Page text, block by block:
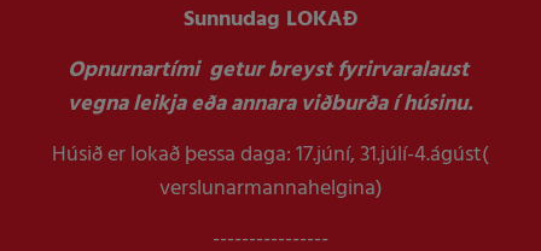
Sunnudag LOKAÐ
Opnurnartími getur breyst fyrirvaralaust
vegna leikja eða annara viðburða í húsinu.
Húsið er lokað þessa daga: 17.júní, 31.júlí-4.ágúst(
verslunarmannahelgina)
----------------